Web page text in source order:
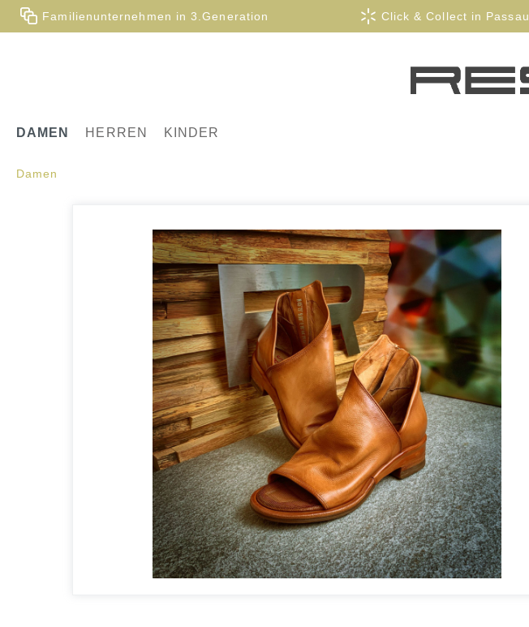
Familienunternehmen in 3.Generation Click & Collect in Passau
DAMEN HERREN KINDER
Damen